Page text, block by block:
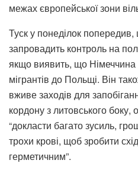
межах європейської зони
Туск у понеділок
запровадить контроль на
якщо виявить, що Німеччина
мігрантів до Польщі. Він
вживе заходів для
кордону з литовського боку,
“докласти багато зусиль,
трохи крові, щоб зробити
герметичним”.